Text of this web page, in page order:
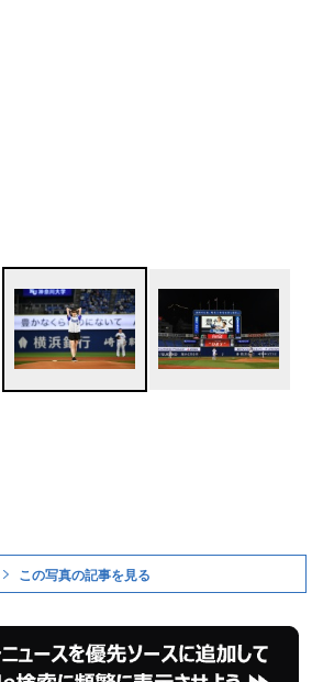
この写真の記事を見る